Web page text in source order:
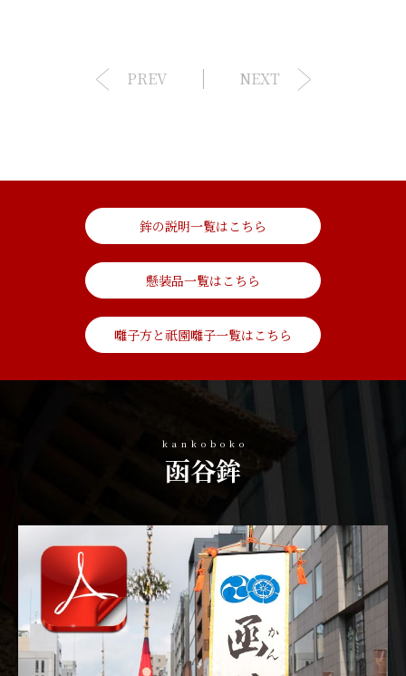
PREV NEXT
鉾の説明一覧はこちら
懸装品一覧はこちら
囃子方と祇園囃子一覧はこちら
函谷鉾